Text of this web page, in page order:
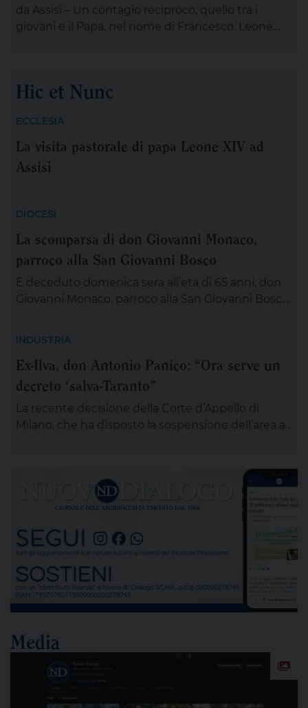
da Assisi – Un contagio reciproco, quello tra i
giovani e il Papa, nel nome di Francesco. Leone
“popolo giovane” proveniente dal nostro
credenti, tra […]
Hic et Nunc
ECCLESIA
La visita pastorale di papa Leone XIV ad
Assisi
DIOCESI
La scomparsa di don Giovanni Monaco,
parroco alla San Giovanni Bosco
È deceduto domenica sera all’età di 65 anni, don
Giovanni Monaco, parroco alla San Giovanni Bosco.
preghiera e rendergli un ultimo saluto. Alle ore 20
ci si ritroverà come Comunità educativa pastorale
INDUSTRIA
Ex-Ilva, don Antonio Panico: “Ora serve un
decreto ‘salva-Taranto”
La recente decisione della Corte d’Appello di
Milano, che ha disposto la sospensione dell’area a
alla completa bonifica dell’amianto e alla riduzione
delle emissioni di polveri sottili, rappresenta un
passaggio destinato a segnare la lunga vicenda
dello stabilimento siderurgico. Una pronuncia che
[…]
Media